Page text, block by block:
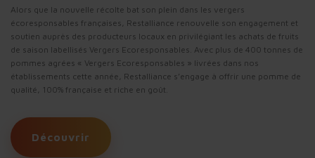
Alors que la nouvelle récolte bat son plein dans les vergers
écoresponsables françaises, Restalliance renouvelle son engagement et
soutien auprès des producteurs locaux en privilégiant les achats de fruits
de saison labellisés Vergers Ecoresponsables. Avec plus de 400 tonnes de
pommes agrées « Vergers Ecoresponsables » livrées dans nos
établissements cette année, Restalliance s’engage à offrir une pomme de
qualité, 100% française et riche en goût.
Découvrir